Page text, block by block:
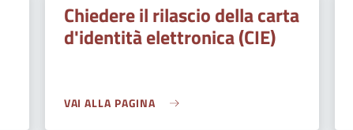
Chiedere il rilascio della carta
d'identità elettronica (CIE)
VAI ALLA PAGINA